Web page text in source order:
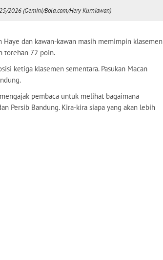
2026 (Gemini/Bola.com/Hery Kurniawan)
Haye dan kawan-kawan masih memimpin klasemen
torehan 72 poin.
ketiga klasemen sementara. Pasukan Macan
mengajak pembaca untuk melihat bagaimana
Persib Bandung. Kira-kira siapa yang akan lebih